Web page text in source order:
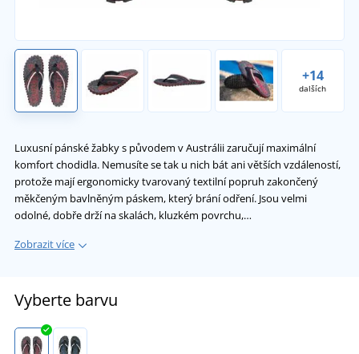
+14
dalších
Luxusní pánské žabky s původem v Austrálii zaručují maximální
komfort chodidla. Nemusíte se tak u nich bát ani větších vzdáleností,
protože mají ergonomicky tvarovaný textilní popruh zakončený
měkčeným bavlněným páskem, který brání odření. Jsou velmi
odolné, dobře drží na skalách, kluzkém povrchu,…
Zobrazit více
Vyberte barvu